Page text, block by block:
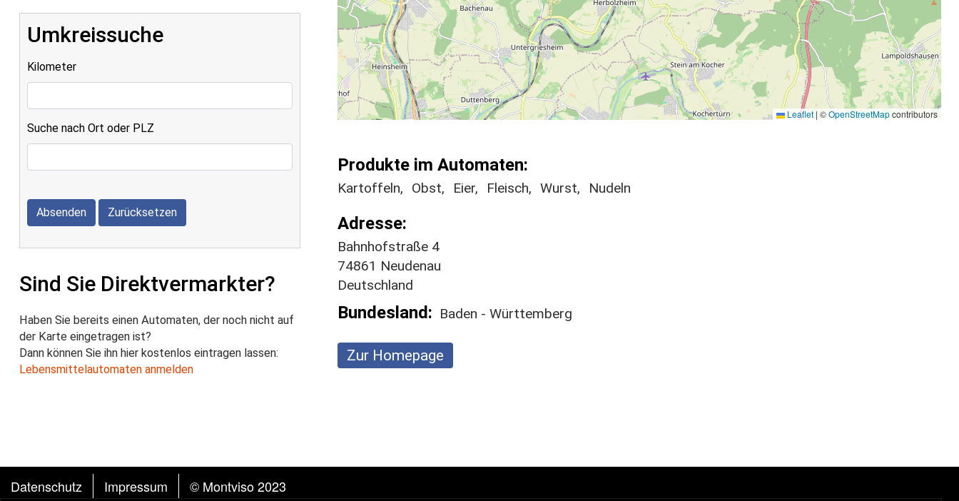
Leaflet | ©OpenStreetMapcontributors
Produkte im Automaten
Kartoffeln Obst Eier Fleisch Wurst Nudeln
Adresse
Bahnhofstraße 4
74861 Neudenau
Deutschland
Bundesland Baden - Württemberg
Zur Homepage
Umkreissuche
Kilometer
Suche nach Ort oder PLZ
Absenden Zurücksetzen
Sind Sie Direktvermarkter?
Haben Sie bereits einen Automaten, der noch nicht auf
der Karte eingetragen ist?
Dann können Sie ihn hier kostenlos eintragen lassen:
Lebensmittelautomaten anmelden
Datenschutz Impressum © Montviso 2023